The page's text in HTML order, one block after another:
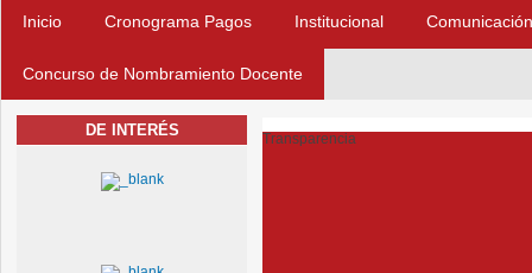
Inicio Cronograma Pagos Institucional Comunicación
Concurso de Nombramiento Docente
DE INTERÉS Transparencia